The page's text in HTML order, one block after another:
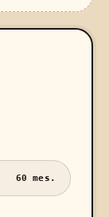
60 mes.